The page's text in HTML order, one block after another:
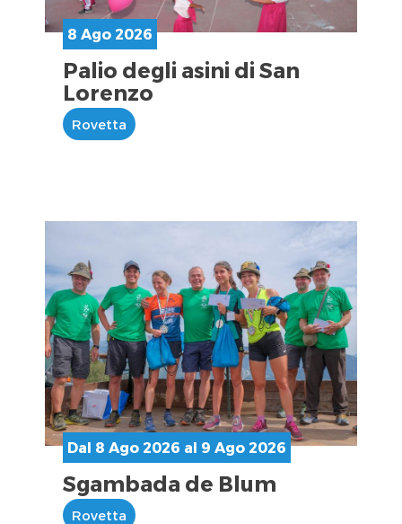
8 Ago 2026
Palio degli asini di San
Lorenzo
Rovetta
Dal 8 Ago 2026 al 9 Ago 2026
Sgambada de Blum
Rovetta